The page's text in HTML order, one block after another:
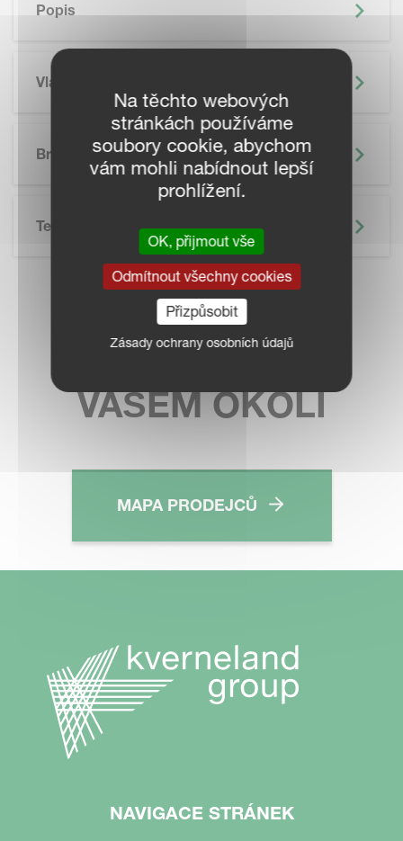
Popis
Vlastnosti
Brožura
Technické Údaje
KONTAKTUJTE
PRODEJCE VE
VAŠEM OKOLÍ
MAPA PRODEJCŮ
NAVIGACE STRÁNEK
Na těchto webových
stránkách používáme
soubory cookie, abychom
vám mohli nabídnout lepší
prohlížení.
OK, přijmout vše
Odmítnout všechny cookies
Přizpůsobit
Zásady ochrany osobních údajů